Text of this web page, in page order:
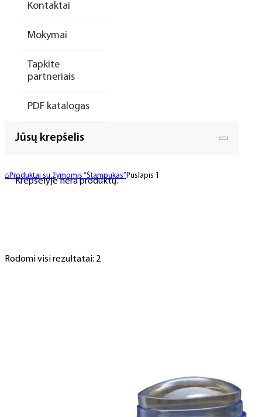
Kontaktai
Mokymai
Tapkite
partneriais
PDF katalogas
Jūsų krepšelis
Krepšelyje nėra produktų.
⌂ Produktai su žymomis “Štampukas” Puslapis 1
Rodomi visi rezultatai: 2